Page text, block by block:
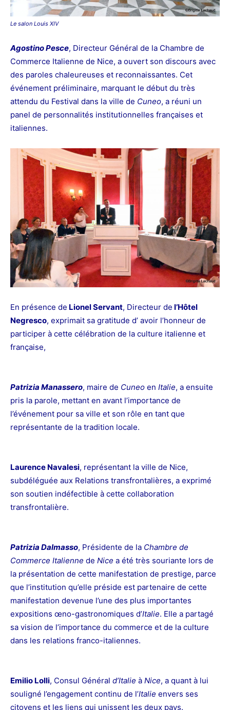
Le salon Louis XIV
Agostino Pesce, Directeur Général de la Chambre de
Commerce Italienne de Nice, a ouvert son discours avec
des paroles chaleureuses et reconnaissantes. Cet
événement préliminaire, marquant le début du très
attendu du Festival dans la ville de Cuneo, a réuni un
panel de personnalités institutionnelles françaises et
italiennes.
En présence de Lionel Servant, Directeur de l’Hôtel
Negresco, exprimait sa gratitude d’ avoir l’honneur de
participer à cette célébration de la culture italienne et
française,
Patrizia Manassero, maire de Cuneo en Italie, a ensuite
pris la parole, mettant en avant l’importance de
l’événement pour sa ville et son rôle en tant que
représentante de la tradition locale.
Laurence Navalesi, représentant la ville de Nice,
subdéléguée aux Relations transfrontalières, a exprimé
son soutien indéfectible à cette collaboration
transfrontalière.
Patrizia Dalmasso, Présidente de la Chambre de
Commerce Italienne de Nice a été très souriante lors de
la présentation de cette manifestation de prestige, parce
que l’institution qu’elle préside est partenaire de cette
manifestation devenue l’une des plus importantes
expositions œno-gastronomiques d’Italie. Elle a partagé
sa vision de l’importance du commerce et de la culture
dans les relations franco-italiennes.
Emilio Lolli, Consul Général d’Italie à Nice, a quant à lui
souligné l’engagement continu de l’Italie envers ses
citoyens et les liens qui unissent les deux pays.